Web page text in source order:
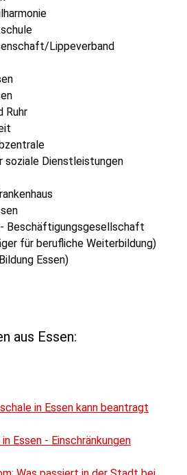
Lippeverband
Ruhr
soziale Dienstleistungen
Beschäftigungsgesellschaft
für berufliche Weiterbildung)
Essen)
aus Essen:
in Essen kann beantragt
Essen - Einschränkungen